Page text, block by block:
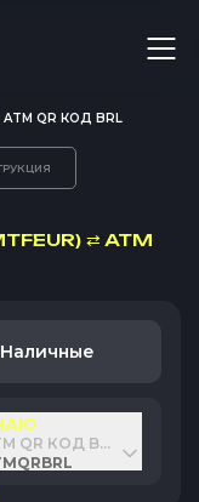
ATM QR КОД BRL
⇄ ATM
Наличные
QR КОД BRL